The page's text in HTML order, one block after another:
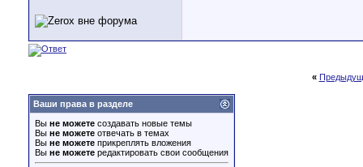
«
Ваши права в разделе
Вы не можете создавать новые темы
Вы не можете отвечать в темах
Вы не можете прикреплять вложения
Вы не можете редактировать свои сообщения